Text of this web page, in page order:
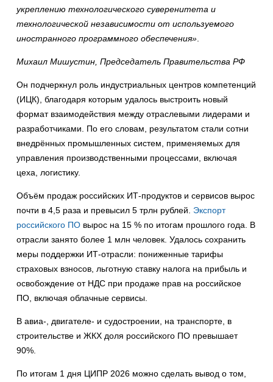
укреплению технологического суверенитета и
технологической независимости от используемого
иностранного программного обеспечения»
Михаил Мишустин, Председатель Правительства РФ
Он подчеркнул роль индустриальных центров компетенций
(ИЦК), благодаря которым удалось выстроить новый
формат взаимодействия между отраслевыми лидерами и
разработчиками. По его словам, результатом стали сотни
внедрённых промышленных систем, применяемых для
управления производственными процессами, включая
цеха, логистику.
Объём продаж российских ИТ-продуктов и сервисов вырос
почти в 4,5 раза и превысил 5 трлн рублей. Экспорт
российского ПО вырос на 15 % по итогам прошлого года. В
отрасли занято более 1 млн человек. Удалось сохранить
меры поддержки ИТ-отрасли: пониженные тарифы
страховых взносов, льготную ставку налога на прибыль и
освобождение от НДС при продаже прав на российское
ПО, включая облачные сервисы.
В авиа-, двигателе- и судостроении, на транспорте, в
строительстве и ЖКХ доля российского ПО превышает
90%.
По итогам 1 дня ЦИПР 2026 можно сделать вывод о том,